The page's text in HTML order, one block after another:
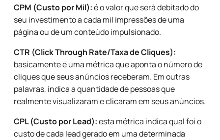
CPM (Custo por Mil):é o valor que será debitado do
seu investimento a cada mil impressões de uma
página ou de um conteúdo impulsionado.
CTR (Click Through Rate/Taxa de Cliques):
basicamente é uma métrica que aponta o número de
cliques que seus anúncios receberam. Em outras
palavras, indica a quantidade de pessoas que
realmente visualizaram e clicaram em seus anúncios.
CPL (Custo por Lead):esta métrica indica qual foi o
custo de cada lead gerado em uma determinada